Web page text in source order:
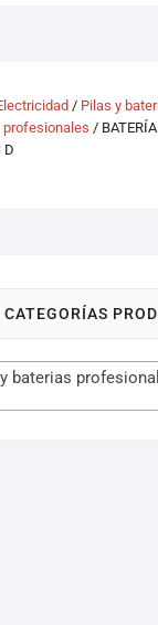
/ Pilas y
profesionales /
D
CATEGORÍAS
baterias